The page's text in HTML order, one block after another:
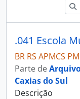
.041 Escola
BR RS APMCS
Parte de
Caxias do Sul
Descrição